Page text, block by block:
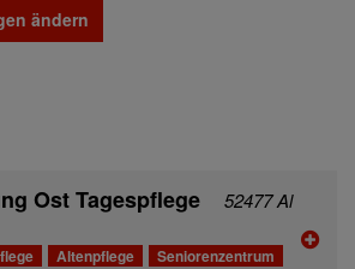
ändern
Ost Tagespflege
52477 Al
Altenpflege
Seniorenzentrum